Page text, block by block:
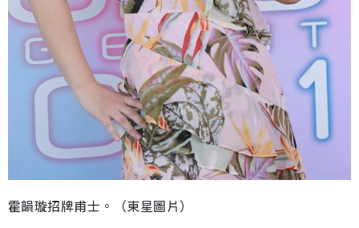
霍韻璇招牌甫士。（東星圖片）